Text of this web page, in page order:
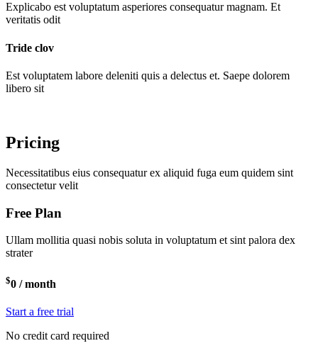
Explicabo est voluptatum asperiores consequatur magnam. Et
veritatis odit
Tride clov
Est voluptatem labore deleniti quis a delectus et. Saepe dolorem
libero sit
Pricing
Necessitatibus eius consequatur ex aliquid fuga eum quidem sint
consectetur velit
Free Plan
Ullam mollitia quasi nobis soluta in voluptatum et sint palora dex
strater
$0 / month
Start a free trial
No credit card required